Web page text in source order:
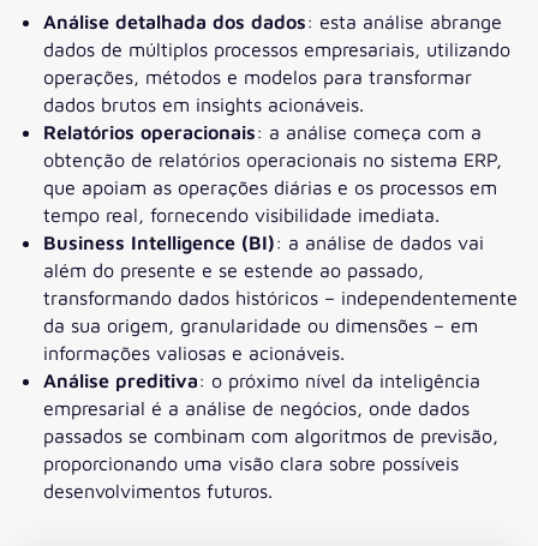
Análise detalhada dos dados: esta análise abrange
dados de múltiplos processos empresariais, utilizando
operações, métodos e modelos para transformar
dados brutos em insights acionáveis.
Relatórios operacionais: a análise começa com a
obtenção de relatórios operacionais no sistema ERP,
que apoiam as operações diárias e os processos em
tempo real, fornecendo visibilidade imediata.
Business Intelligence (BI): a análise de dados vai
além do presente e se estende ao passado,
transformando dados históricos – independentemente
da sua origem, granularidade ou dimensões – em
informações valiosas e acionáveis.
Análise preditiva: o próximo nível da inteligência
empresarial é a análise de negócios, onde dados
passados se combinam com algoritmos de previsão,
proporcionando uma visão clara sobre possíveis
desenvolvimentos futuros.